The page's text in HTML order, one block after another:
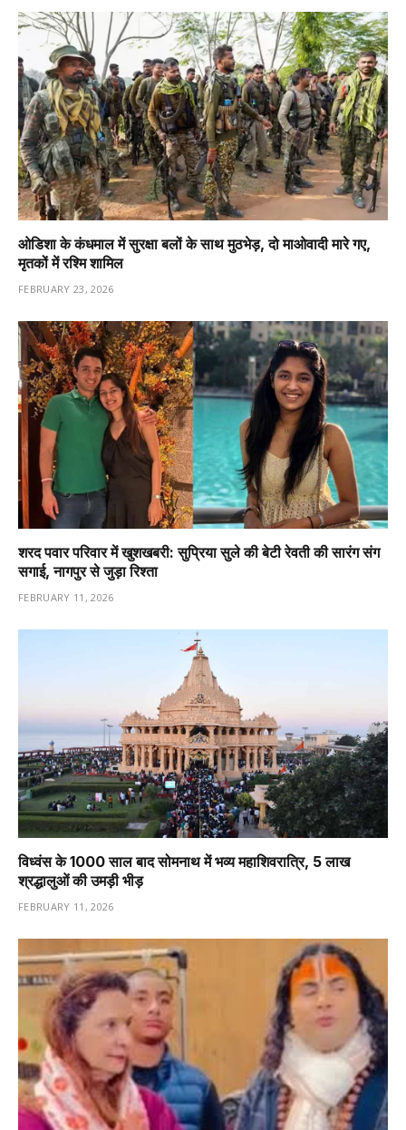
ओडिशा के कंधमाल में सुरक्षा बलों के साथ मुठभेड़, दो माओवादी मारे गए,
मृतकों में रश्मि शामिल
FEBRUARY 23, 2026
शरद पवार परिवार में खुशखबरी: सुप्रिया सुले की बेटी रेवती की सारंग संग
सगाई, नागपुर से जुड़ा रिश्ता
FEBRUARY 11, 2026
विध्वंस के 1000 साल बाद सोमनाथ में भव्य महाशिवरात्रि, 5 लाख
श्रद्धालुओं की उमड़ी भीड़
FEBRUARY 11, 2026